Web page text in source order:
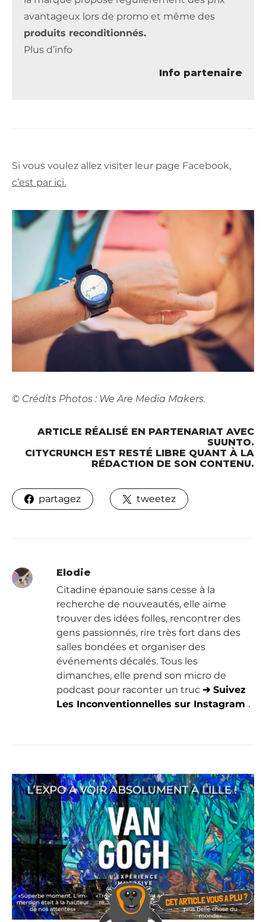
avantageux lors de promo et même des
produits reconditionnés.
Plus d’info
Info partenaire
Si vous voulez allez visiter leur page Facebook,
c’est par ici.
© Crédits Photos : We Are Media Makers.
ARTICLE RÉALISÉ EN PARTENARIAT AVEC
SUUNTO.
CITYCRUNCH EST RESTÉ LIBRE QUANT À LA
RÉDACTION DE SON CONTENU.
partagez tweetez
Elodie
Citadine épanouie sans cesse à la
recherche de nouveautés, elle aime
trouver des idées folles, rencontrer des
gens passionnés, rire très fort dans des
salles bondées et organiser des
événements décalés. Tous les
dimanches, elle prend son micro de
podcast pour raconter un truc ➔ Suivez
Les Inconventionnelles sur Instagram .